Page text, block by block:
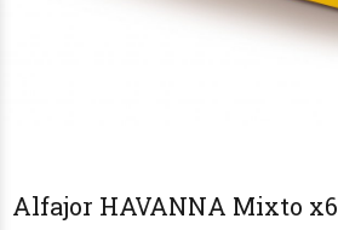
Alfajor HAVANNA Mixto x6